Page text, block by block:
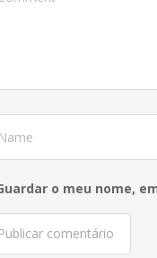
o meu nome,